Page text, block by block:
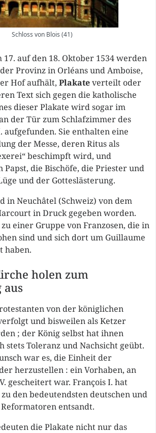
Schloss von Blois (41)
auf den 18. Oktober 1534 werden
Provinz in Orléans und Amboise,
Hof aufhält, Plakateverteilt oder
Text sich gegen die katholische
dieser Plakate wird sogar im
der Tür zum Schlafzimmer des
aufgefunden. Sie enthalten eine
der Messe, deren Ritus als
beschimpft wird, und
Papst, die Bischöfe, die Priester und
und der Gotteslästerung.
in Neuchâtel (Schweiz) von dem
in Druck gegeben worden.
einer Gruppe von Franzosen, die in
sind und sich dort um Guillaume
haben.
holen zum
aus
von der königlichen
und bisweilen als Ketzer
; der König selbst hat ihnen
stets Toleranz und Nachsicht geübt.
war es, die Einheit der
herzustellen : ein Vorhaben, an
gescheitert war. François I. hat
den bedeutendsten deutschen und
entsandt.
die Plakate nicht nur das